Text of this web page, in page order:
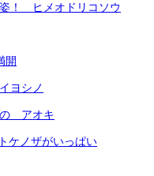
！ ヒメオドリコソウ
開
ヨシノ
アオキ
ケノザがいっぱい